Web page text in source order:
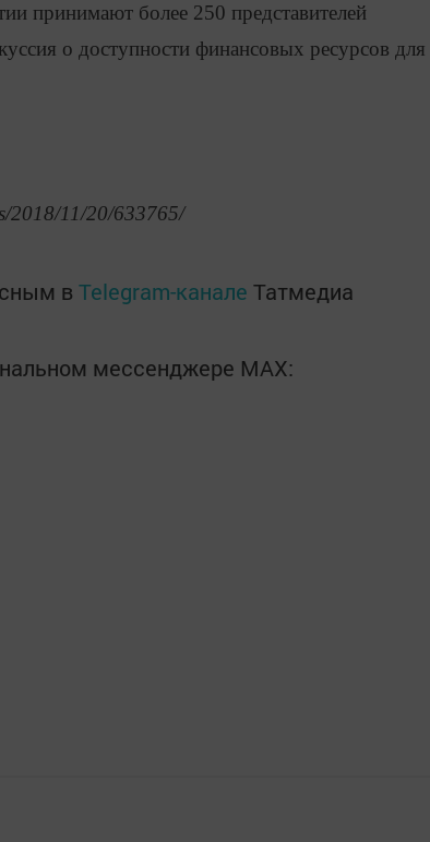
принимают более 250 представителей
о доступности финансовых ресурсов для
2018/11/20/633765/
в Telegram-канале Татмедиа
мессенджере MАХ: